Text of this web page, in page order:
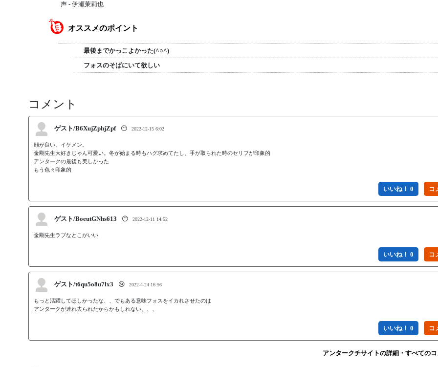
声 - 伊瀬茉莉也
オススメのポイント
最後までかっこよかった(^○^)
フォスのそばにいて欲しい
コメント
ゲスト/B6XujZphjZpf 😶 2022-12-15 6:02
顔が良い。イケメン。
金剛先生大好きじゃん可愛い。冬が始まる時もハグ求めてたし、手が取られた時のセリフが印象的
アンタークの最後も美しかった
いいね！ 0
ゲスト/BoeutGNhs613 😶 2022-12-11 14:52
金剛先生ラブなとこがいい
いいね！ 0
ゲスト/t6qu5o8u7lx3 😢 2022-4-24 16:56
もっと活躍してほしかったな、、でもある意味フォスをイカれさせたのは
アンタークが連れ去られたからかもしれない、、、
いいね！ 0
アンタークチサイトの詳細・すべての